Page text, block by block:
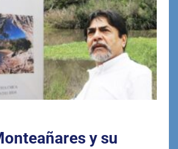
y su